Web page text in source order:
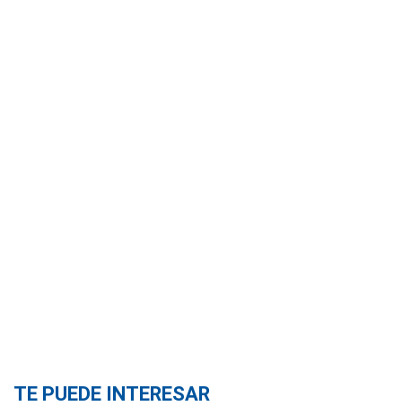
TE PUEDE INTERESAR